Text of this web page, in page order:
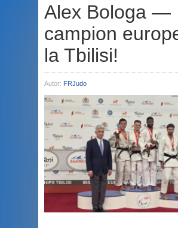
Alex Bologa —
campion
la Tbilisi!
Autor: FRJudo